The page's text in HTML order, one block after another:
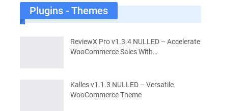
Plugins - Themes
ReviewX Pro v1.3.4 NULLED – Accelerate
WooCommerce Sales With…
Kalles v1.1.3 NULLED – Versatile
WooCommerce Theme